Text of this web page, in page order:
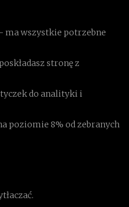
wszystkie potrzebne
stronę z
do analityki i
poziomie 8% od zebranych